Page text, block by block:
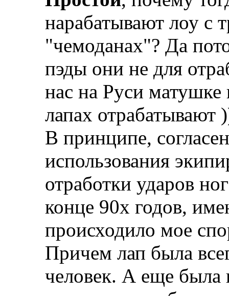
нарабатывают лоу с
"чемоданах"? Да
пэды они не для
нас на Руси
лапах отрабатывают
В принципе,
использования
отработки ударов
конце 90х годов,
происходило мое
Причем лап была
человек. А еще была